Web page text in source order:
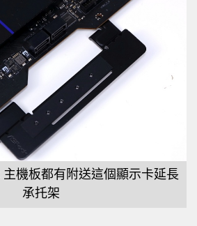
機板都有附送這個顯示卡延長
承托架